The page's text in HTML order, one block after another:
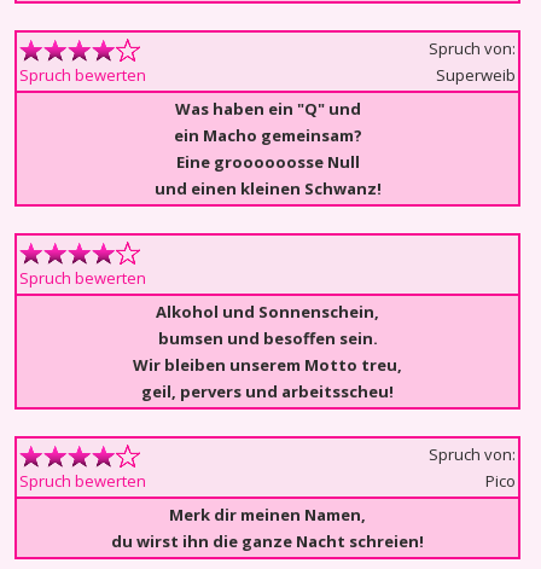
Spruch bewerten
Spruch von:
Superweib
Was haben ein "Q" und
ein Macho gemeinsam?
Eine groooooosse Null
und einen kleinen Schwanz!
Spruch bewerten
Alkohol und Sonnenschein,
bumsen und besoffen sein.
Wir bleiben unserem Motto treu,
geil, pervers und arbeitsscheu!
Spruch bewerten
Spruch von:
Pico
Merk dir meinen Namen,
du wirst ihn die ganze Nacht schreien!